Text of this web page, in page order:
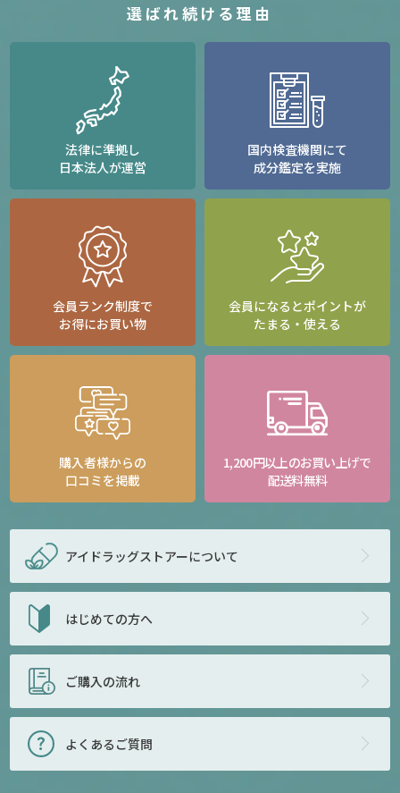
選ばれ続ける理由
法律に準拠し
日本法人が運営
国内検査機関にて
成分鑑定を実施
会員ランク制度で
お得にお買い物
会員になるとポイントが
たまる・使える
購入者様からの
口コミを掲載
1,200円以上のお買い上げで
配送料無料
アイドラッグストアーについて
はじめての方へ
ご購入の流れ
よくあるご質問